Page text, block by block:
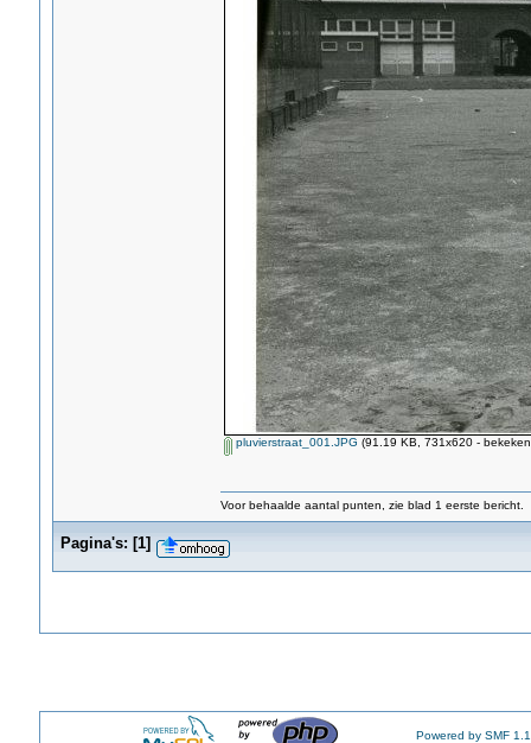
pluvierstraat_001.JPG (91.19 KB, 731x620 -
Voor behaalde aantal punten, zie blad 1 eerste bericht.
Pagina's: [1]
Powered by SMF